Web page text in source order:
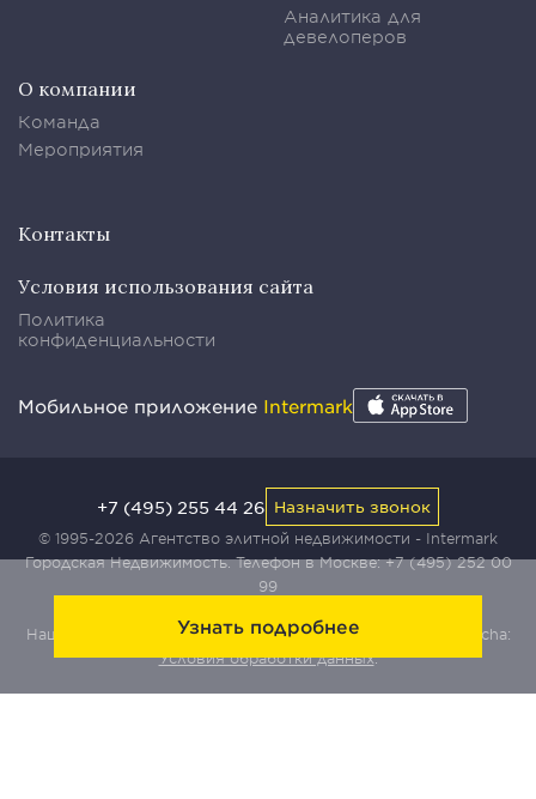
Узнать подробнее
Аналитика для
девелоперов
О компании
Команда
Мероприятия
Контакты
Условия использования сайта
Политика
конфиденциальности
Мобильное приложение Intermark
© 1995-2026 Агентство элитной недвижимости - Intermark
Городская Недвижимость. Телефон в Москве:+7 (495) 252 00
99
Наш сайт защищен с помощью сервиса Yandex SmartCaptcha:
Условия обработки данных.
+7 (495) 255 44 26 Назначить звонок